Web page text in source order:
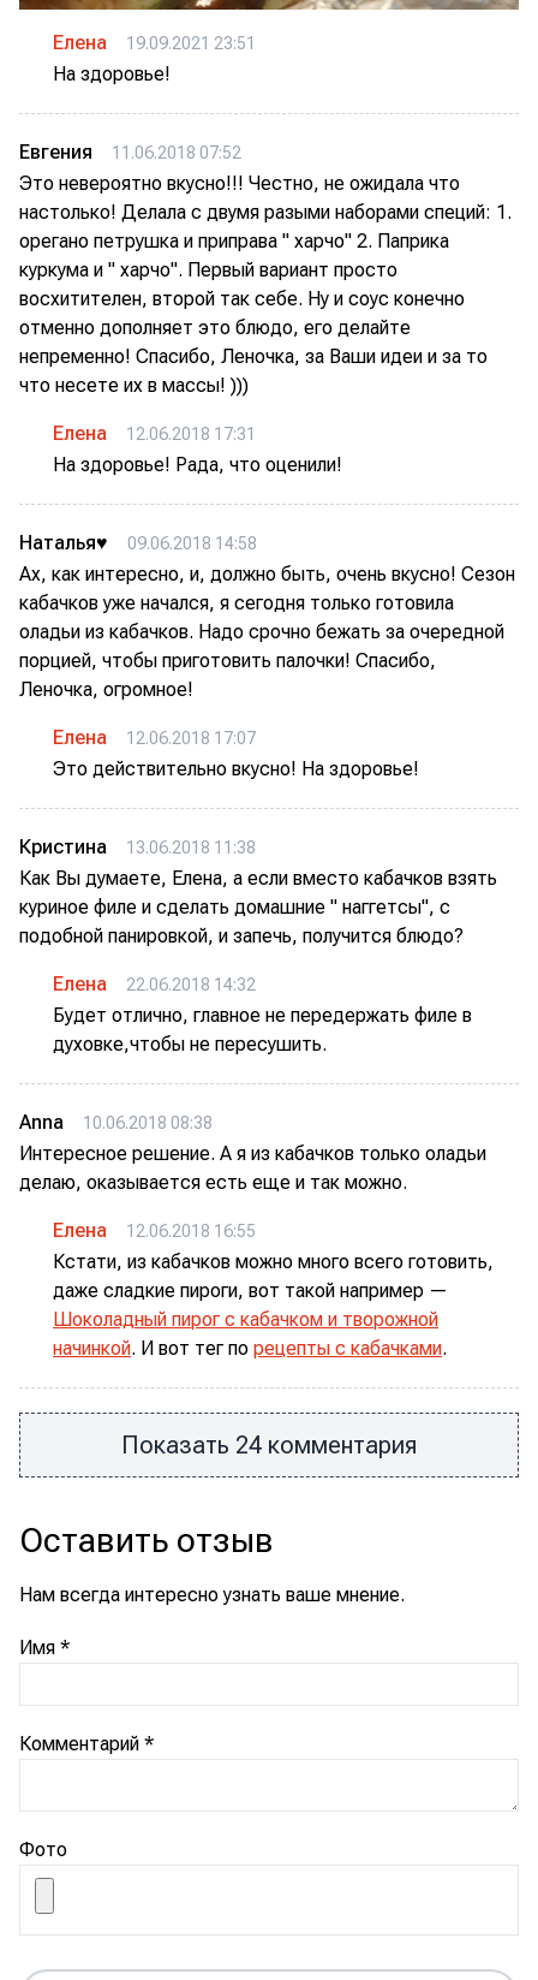
Елена 19.09.2021 23:51
На здоровье!
Евгения 11.06.2018 07:52
Это невероятно вкусно!!! Честно, не ожидала что
настолько! Делала с двумя разыми наборами специй: 1.
орегано петрушка и приправа " харчо" 2. Паприка
куркума и " харчо". Первый вариант просто
восхитителен, второй так себе. Ну и соус конечно
отменно дополняет это блюдо, его делайте
непременно! Спасибо, Леночка, за Ваши идеи и за то
что несете их в массы! )))
Елена 12.06.2018 17:31
На здоровье! Рада, что оценили!
Наталья♥ 09.06.2018 14:58
Ах, как интересно, и, должно быть, очень вкусно! Сезон
кабачков уже начался, я сегодня только готовила
оладьи из кабачков. Надо срочно бежать за очередной
порцией, чтобы приготовить палочки! Спасибо,
Леночка, огромное!
Елена 12.06.2018 17:07
Это действительно вкусно! На здоровье!
Кристина 13.06.2018 11:38
Как Вы думаете, Елена, а если вместо кабачков взять
куриное филе и сделать домашние " наггетсы", с
подобной панировкой, и запечь, получится блюдо?
Елена 22.06.2018 14:32
Будет отлично, главное не передержать филе в
духовке,чтобы не пересушить.
Аnna 10.06.2018 08:38
Интересное решение. А я из кабачков только оладьи
делаю, оказывается есть еще и так можно.
Елена 12.06.2018 16:55
Кстати, из кабачков можно много всего готовить,
даже сладкие пироги, вот такой например —
Шоколадный пирог с кабачком и творожной
начинкой. И вот тег по рецепты с кабачками.
Показать 24 комментария
Оставить отзыв
Нам всегда интересно узнать ваше мнение.
Имя *
Комментарий *
Фото